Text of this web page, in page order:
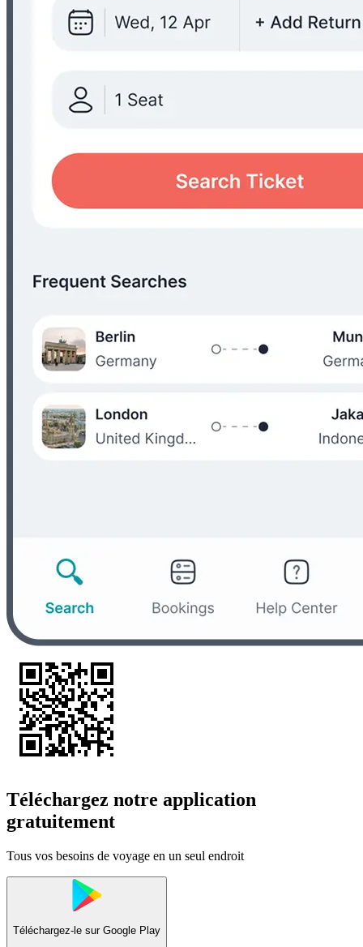
Téléchargez notre application
gratuitement
Tous vos besoins de voyage en un seul endroit
Téléchargez-le sur Google Play